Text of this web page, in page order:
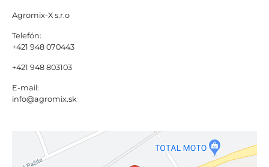
Agromix-X s.r.o
Telefón:
+421 948 070443
+421 948 803103
E-mail:
info@agromix.sk